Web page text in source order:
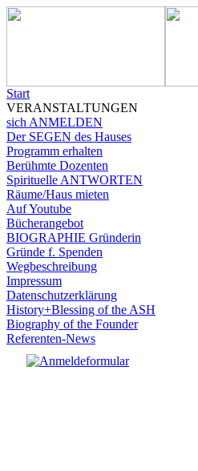
Start
VERANSTALTUNGEN
sich ANMELDEN
Der SEGEN des Hauses
Programm erhalten
Berühmte Dozenten
Spirituelle ANTWORTEN
Räume/Haus mieten
Auf Youtube
Bücherangebot
BIOGRAPHIE Gründerin
Gründe f. Spenden
Wegbeschreibung
Impressum
Datenschutzerklärung
History+Blessing of the ASH
Biography of the Founder
Referenten-News